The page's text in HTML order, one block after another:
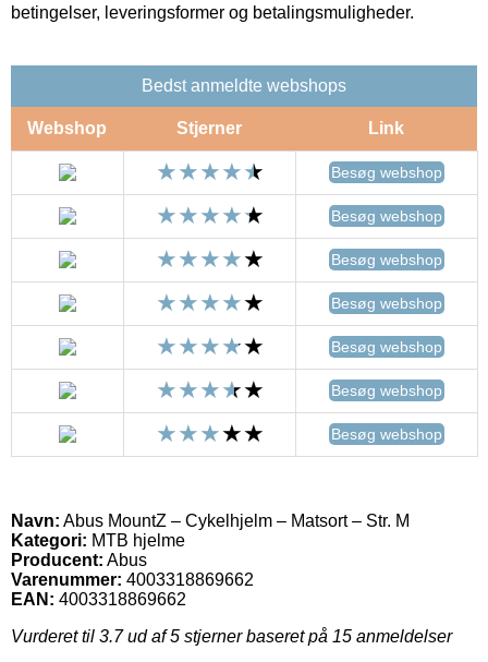
betingelser, leveringsformer og betalingsmuligheder.
Bedst anmeldte webshops
Webshop Stjerner Link
Besøg webshop
Besøg webshop
Besøg webshop
Besøg webshop
Besøg webshop
Besøg webshop
Besøg webshop
Navn: Abus MountZ – Cykelhjelm – Matsort – Str. M
Kategori: MTB hjelme
Producent: Abus
Varenummer: 4003318869662
EAN: 4003318869662
Vurderet til 3.7ud af 5 stjerner baseret på 15 anmeldelser